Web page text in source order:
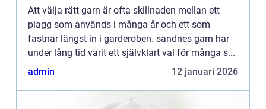
Att välja rätt garn är ofta skillnaden mellan ett
plagg som används i många år och ett som
fastnar längst in i garderoben. sandnes garn har
under lång tid varit ett självklart val för många s...
admin
12 januari 2026